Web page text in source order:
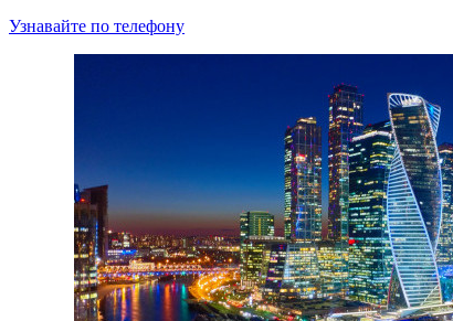
Узнавайте по телефону